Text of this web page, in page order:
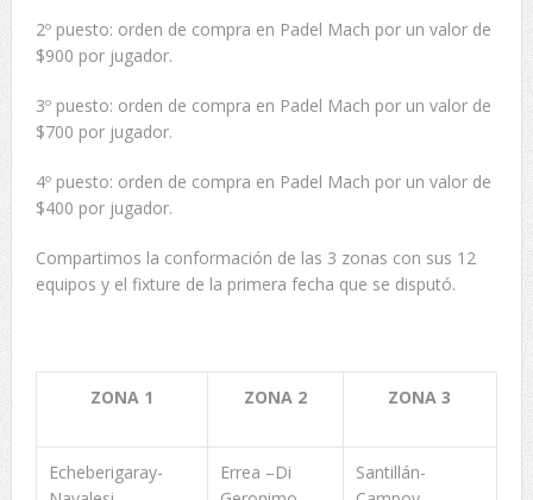
2º puesto: orden de compra en Padel Mach por un valor de
$900 por jugador.
3º puesto: orden de compra en Padel Mach por un valor de
$700 por jugador.
4º puesto: orden de compra en Padel Mach por un valor de
$400 por jugador.
Compartimos la conformación de las 3 zonas con sus 12
equipos y el fixture de la primera fecha que se disputó.
ZONA 1 ZONA 2 ZONA 3
Echeberigaray-
Errea –Di
Santillán-